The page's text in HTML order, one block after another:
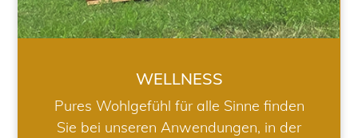
WELLNESS
Pures Wohlgefühl für alle Sinne finden
Sie bei unseren Anwendungen, in der